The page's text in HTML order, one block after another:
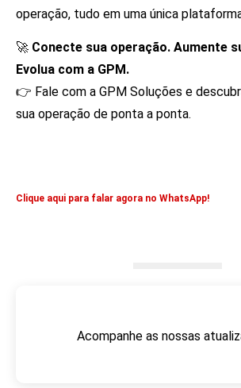
operação, tudo em uma única
🚀 Conecte sua operação. Aumente
Evolua com a GPM.
👉 Fale com a GPM Soluções e
sua operação de ponta a ponta.
Clique aqui para falar agora no WhatsApp!
Acompanhe as nossas